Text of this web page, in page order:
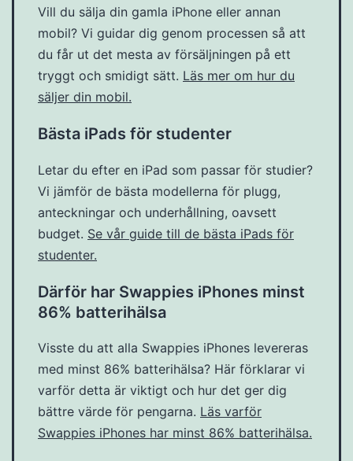
Vill du sälja din gamla iPhone eller annan
mobil? Vi guidar dig genom processen så att
du får ut det mesta av försäljningen på ett
tryggt och smidigt sätt. Läs mer om hur du
säljer din mobil.
Bästa iPads för studenter
Letar du efter en iPad som passar för studier?
Vi jämför de bästa modellerna för plugg,
anteckningar och underhållning, oavsett
budget. Se vår guide till de bästa iPads för
studenter.
Därför har Swappies iPhones minst
86% batterihälsa
Visste du att alla Swappies iPhones levereras
med minst 86% batterihälsa? Här förklarar vi
varför detta är viktigt och hur det ger dig
bättre värde för pengarna. Läs varför
Swappies iPhones har minst 86% batterihälsa.